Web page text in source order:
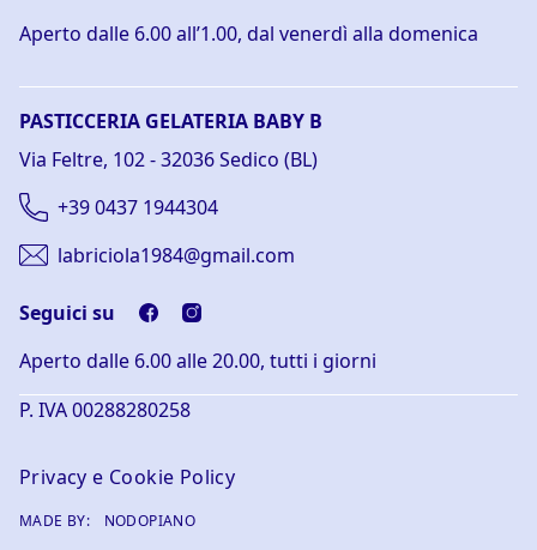
Aperto dalle 6.00 all’1.00, dal venerdì alla domenica
PASTICCERIA GELATERIA BABY B
Via Feltre, 102 - 32036 Sedico (BL)
+39 0437 1944304
labriciola1984@gmail.com
Seguici su
Aperto dalle 6.00 alle 20.00, tutti i giorni
P. IVA 00288280258
Privacy e Cookie Policy
MADE BY: NODOPIANO